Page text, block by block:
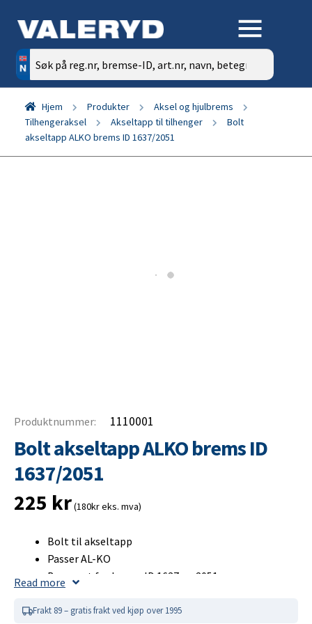
Søk
etter:
Hjem Produkter
Aksel og hjulbrems
Tilhengeraksel
Akseltapp til tilhenger
Bolt
akseltapp ALKO brems ID 1637/2051
Produktnummer: 1110001
Bolt akseltapp ALKO brems ID
1637/2051
225 kr(180kr eks. mva)
Bolt til akseltapp
Passer AL-KO
Beregnet for brems ID 1637 og 2051
Bolt akseltapp ALKO brems ID
Read more
Frakt 89 – gratis frakt ved kjøp over 1995